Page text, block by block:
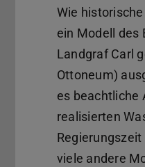
Wie
ein Modell des
Landgraf Carl
Ottoneum)
es beachtliche
realisierten
viele andere